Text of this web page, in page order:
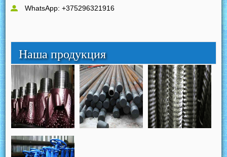
WhatsApp: +375296321916
Наша продукция